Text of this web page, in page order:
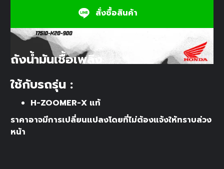
สั่งซื้อสินค้า
ถังน้ำมันเชื้อเพลิง
ใช้กับรถรุ่น :
H-ZOOMER-X แท้
ราคาอาจมีการเปลี่ยนแปลงโดยที่ไม่ต้องแจ้งให้ทราบล่วง
หน้า